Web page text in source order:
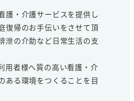
護・介護サービスを提供し
復帰のお手伝いをさせて頂
泄の介助など日常生活の支
用者様へ質の高い看護・介
ある環境をつくることを目